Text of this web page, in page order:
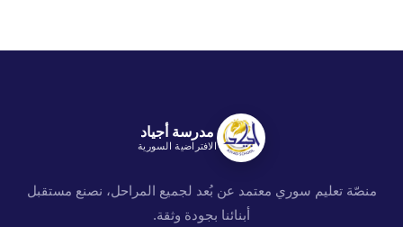
مدرسة أجياد
الافتراضية السورية
منصّة تعليم سوري معتمد عن بُعد لجميع المراحل، نصنع مستقبل
أبنائنا بجودة وثقة.